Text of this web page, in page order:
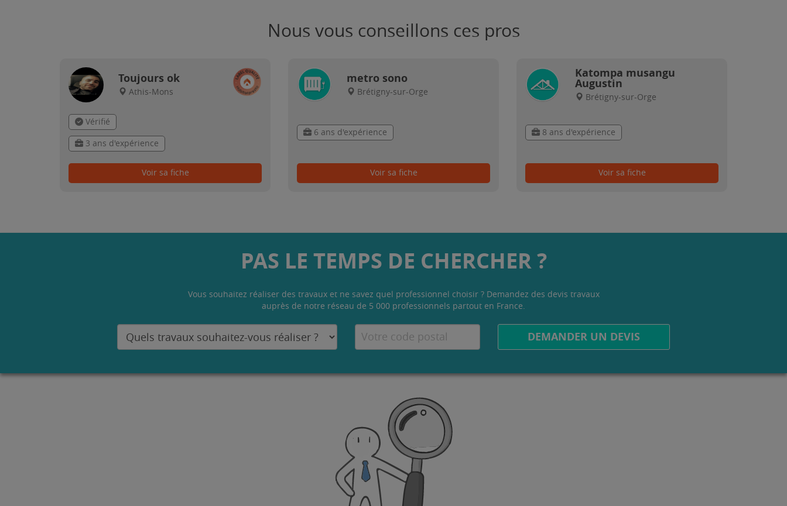
Nous vous conseillons ces pros
Toujours ok
Athis-Mons
Vérifié
3 ans d'expérience
Voir sa fiche
metro sono
Brétigny-sur-Orge
6 ans d'expérience
Voir sa fiche
Katompa musangu
Augustin
Brétigny-sur-Orge
8 ans d'expérience
Voir sa fiche
PAS LE TEMPS DE CHERCHER ?
Vous souhaitez réaliser des travaux et ne savez quel professionnel choisir ? Demandez des devis travaux
auprès de notre réseau de 5 000 professionnels partout en France.
DEMANDER UN DEVIS